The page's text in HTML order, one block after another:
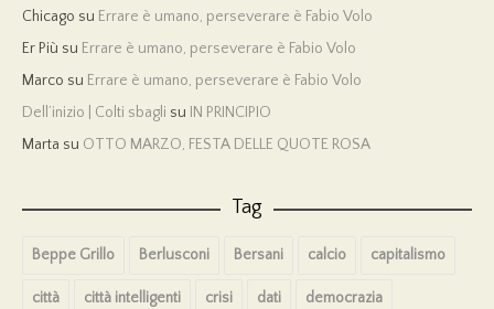
Chicago su Errare è umano, perseverare è Fabio Volo
Er Più su Errare è umano, perseverare è Fabio Volo
Marco su Errare è umano, perseverare è Fabio Volo
Dell’inizio | Colti sbagli su IN PRINCIPIO
Marta su OTTO MARZO, FESTA DELLE QUOTE ROSA
Tag
Beppe Grillo Berlusconi Bersani calcio capitalismo
città città intelligenti crisi dati democrazia